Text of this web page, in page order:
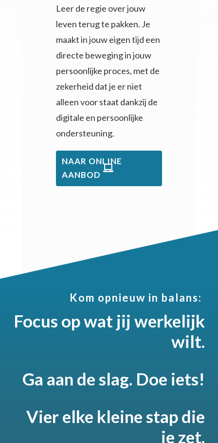
Leer de regie over jouw
leven terug te pakken. Je
maakt in jouw eigen tijd een
directe beweging in jouw
persoonlijke proces, met de
zekerheid dat je er niet
alleen voor staat dankzij de
digitale en persoonlijke
ondersteuning.
NAAR ONLINE
AANBOD
Kom opnieuw in balans:
Focus op wat jij werkelijk
wilt.
Ga aan de slag. Doe iets!
Vier elke kleine stap die
je zet.